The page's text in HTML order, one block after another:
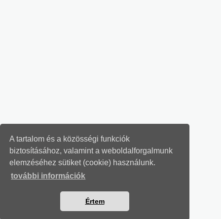
A tartalom és a közösségi funkciók
biztosításához, valamint a weboldalforgalmunk
elemzéséhez sütiket (cookie) használunk.
további információk
Értem